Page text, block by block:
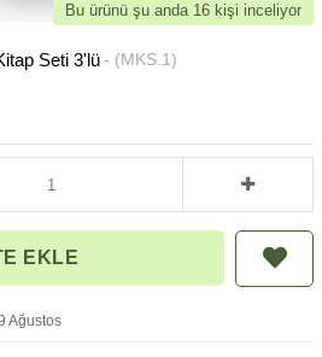
Bu ürünü şu anda 16 kişi inceliyor
Seti 3'lü (MKS.1)
Ağustos